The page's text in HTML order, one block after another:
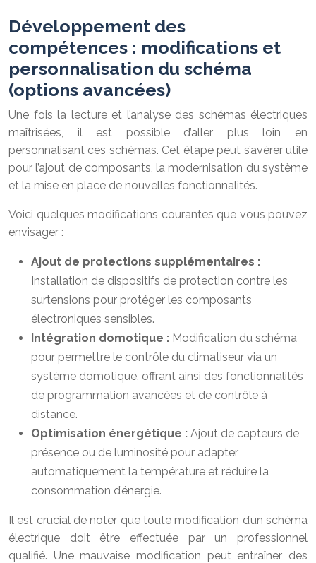
Développement des
compétences : modifications et
personnalisation du schéma
(options avancées)
Une fois la lecture et l’analyse des schémas électriques
maîtrisées, il est possible d’aller plus loin en
personnalisant ces schémas. Cet étape peut s’avérer utile
pour l’ajout de composants, la modernisation du système
et la mise en place de nouvelles fonctionnalités.
Voici quelques modifications courantes que vous pouvez
envisager :
Ajout de protections supplémentaires :
Installation de dispositifs de protection contre les
surtensions pour protéger les composants
électroniques sensibles.
Intégration domotique : Modification du schéma
pour permettre le contrôle du climatiseur via un
système domotique, offrant ainsi des fonctionnalités
de programmation avancées et de contrôle à
distance.
Optimisation énergétique : Ajout de capteurs de
présence ou de luminosité pour adapter
automatiquement la température et réduire la
consommation d’énergie.
Il est crucial de noter que toute modification d’un schéma
électrique doit être effectuée par un professionnel
qualifié. Une mauvaise modification peut entraîner des